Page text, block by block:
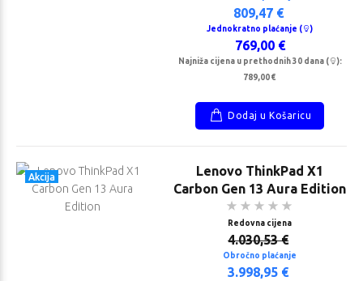
809,47 €
Jednokratno plaćanje ( )
769,00 €
Najniža cijena u prethodnih 30 dana (
):
789,00 €
Dodaj u Košaricu
Akcija
Lenovo ThinkPad X1
Carbon Gen 13 Aura Edition
Redovna cijena
4.030,53 €
Obročno plaćanje
3.998,95 €